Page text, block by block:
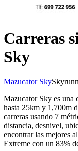
Carreras
Sky
Mazucator Sky
Mazucator Sky es una
hasta 25km y 1,700m
carreras usando 7
distancia, desnivel,
encontrar las mejores
Extreme con un 83%